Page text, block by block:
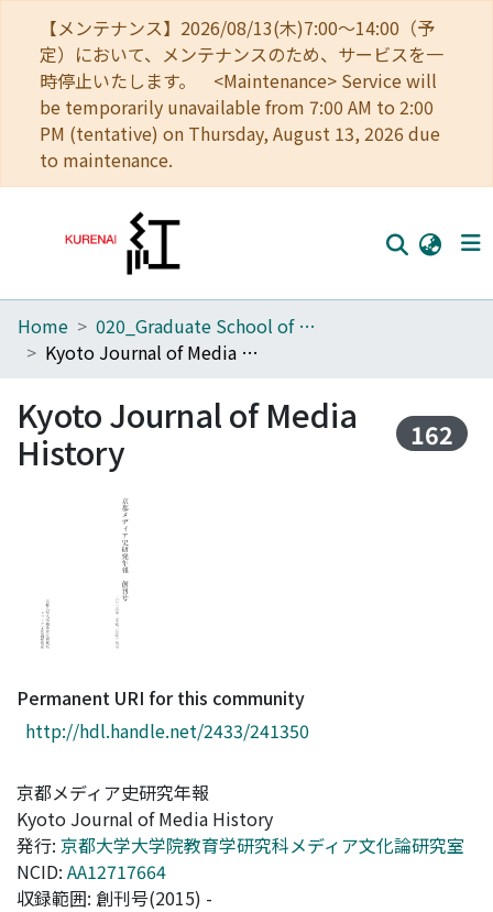
【メンテナンス】2026/08/13(木)7:00～14:00（予
定）において、メンテナンスのため、サービスを一
時停止いたします。 <Maintenance> Service will
be temporarily unavailable from 7:00 AM to 2:00
PM (tentative) on Thursday, August 13, 2026 due
to maintenance.
Home
Browse
Download Ranking
Access Statistics
Library Network
Home
020_Graduate School of Education
Kyoto Journal of Media History
Kyoto Journal of Media
History
162
Permanent URI for this community
http://hdl.handle.net/2433/241350
京都メディア史研究年報
Kyoto Journal of Media History
発行: 京都大学大学院教育学研究科メディア文化論研究室
NCID: AA12717664
収録範囲: 創刊号(2015) -